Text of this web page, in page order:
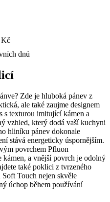
Kč
dnů
Zde je hluboká pánev z
ale také zaujme designem
s texturou imitující kámen a
vzhled, který dodá vaší kuchyni
hliníku pánev dokonale
stává energeticky úspornějším.
povrchem Pfluon
a vnější povrch je odolný
také poklici z tvrzeného
Touch nejen skvěle
úchop během používání